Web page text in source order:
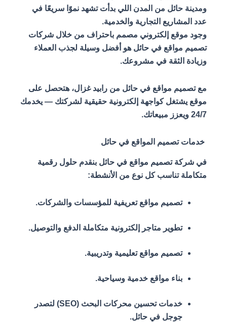
ومدينة حائل من المدن اللي بدأت تشهد نموًا سريعًا في
عدد المشاريع التجارية والخدمية.
وجود موقع إلكتروني مصمم باحتراف من خلال شركات
تصميم مواقع في حائل هو أفضل وسيلة لجذب العملاء
وزيادة الثقة في مشروعك.
مع تصميم مواقع في حائل من رابيد غزال، هتحصل على
موقع يشتغل كواجهة إلكترونية حقيقية لشركتك — يخدمك
24/7 ويعزز مبيعاتك.
خدمات تصميم المواقع في حائل
في شركة تصميم مواقع في حائل بنقدم حلول رقمية
متكاملة تناسب كل نوع من الأنشطة:
تصميم مواقع تعريفية للمؤسسات والشركات.
تطوير متاجر إلكترونية متكاملة الدفع والتوصيل.
تصميم مواقع تعليمية وتدريبية.
بناء مواقع خدمية وسياحية.
خدمات تحسين محركات البحث (SEO) لتصدر
جوجل في حائل.